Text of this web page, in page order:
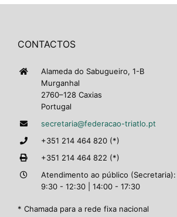
CONTACTOS
Alameda do Sabugueiro, 1-B
Murganhal
2760–128 Caxias
Portugal
secretaria@federacao-triatlo.pt
+351 214 464 820 (*)
+351 214 464 822 (*)
Atendimento ao público (Secretaria):
9:30 - 12:30 | 14:00 - 17:30
* Chamada para a rede fixa nacional